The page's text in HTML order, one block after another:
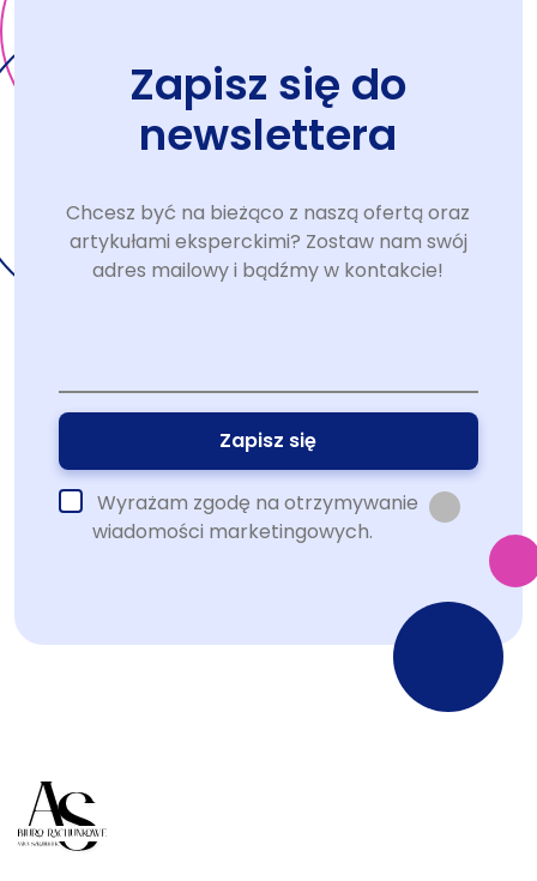
Zapisz się do
newslettera
Chcesz być na bieżąco z naszą ofertą oraz
artykułami eksperckimi? Zostaw nam swój
adres mailowy i bądźmy w kontakcie!
Wyrażam zgodę na otrzymywanie
wiadomości marketingowych.